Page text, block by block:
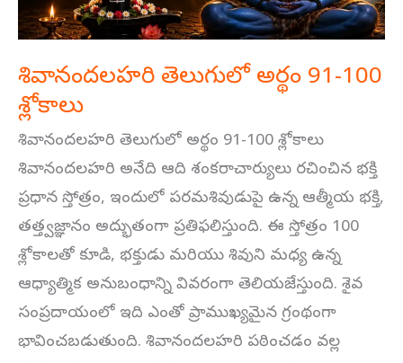
శివానందలహరి తెలుగులో అర్థం 91-100
శ్లోకాలు
శివానందలహరి తెలుగులో అర్థం 91-100 శ్లోకాలు
శివానందలహరి అనేది ఆది శంకరాచార్యులు రచించిన భక్తి
ప్రధాన స్తోత్రం, ఇందులో పరమశివుడుపై ఉన్న ఆత్మీయ భక్తి,
తత్త్వజ్ఞానం అద్భుతంగా ప్రతిఫలిస్తుంది. ఈ స్తోత్రం 100
శ్లోకాలతో కూడి, భక్తుడు మరియు శివుని మధ్య ఉన్న
ఆధ్యాత్మిక అనుబంధాన్ని వివరంగా తెలియజేస్తుంది. శైవ
సంప్రదాయంలో ఇది ఎంతో ప్రాముఖ్యమైన గ్రంథంగా
భావించబడుతుంది. శివానందలహరి పఠించడం వల్ల